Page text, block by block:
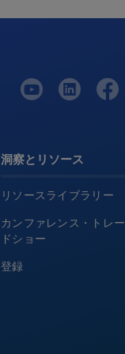
洞察とリソース
リソースライブラリー
カンファレンス・トレー
ドショー
登録